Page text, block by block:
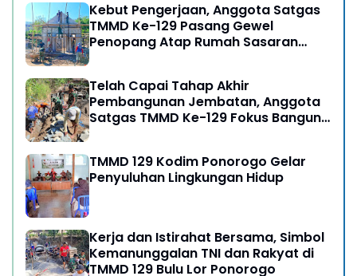
Kebut Pengerjaan, Anggota Satgas
TMMD Ke-129 Pasang Gewel
Penopang Atap Rumah Sasaran
Telah Capai Tahap Akhir
Pembangunan Jembatan, Anggota
Satgas TMMD Ke-129 Fokus Bangun
TMMD 129 Kodim Ponorogo Gelar
Penyuluhan Lingkungan Hidup
Kerja dan Istirahat Bersama, Simbol
Kemanunggalan TNI dan Rakyat di
TMMD 129 Bulu Lor Ponorogo